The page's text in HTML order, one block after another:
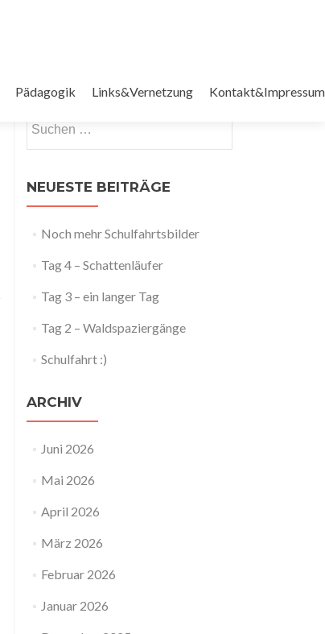
Pädagogik Links&Vernetzung Kontakt&Impressum
Suchen
nach:
NEUESTE BEITRÄGE
Noch mehr Schulfahrtsbilder
Tag 4 – Schattenläufer
Tag 3 – ein langer Tag
Tag 2 – Waldspaziergänge
Schulfahrt :)
ARCHIV
Juni 2026
Mai 2026
April 2026
März 2026
Februar 2026
Januar 2026